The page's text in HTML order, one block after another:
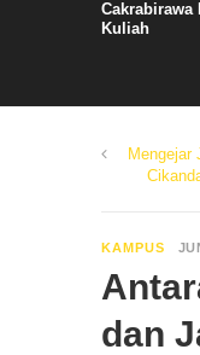
Cakrabirawa
Kuliah
Mengejar
KAMPUS
dan